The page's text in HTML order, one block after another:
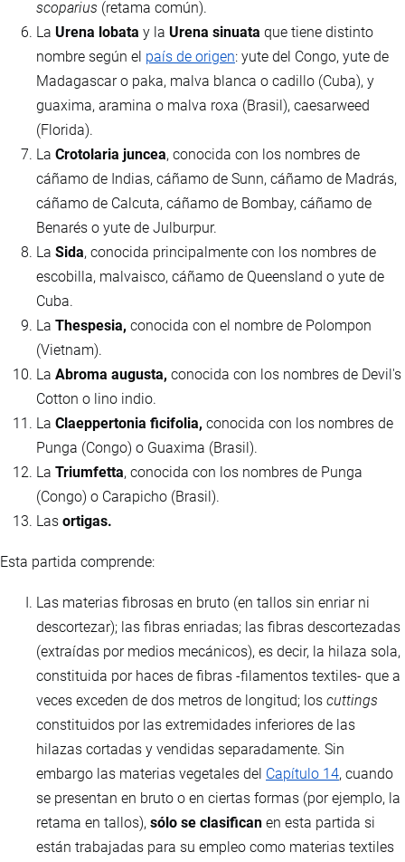
scoparius (retama común).
La Urena lobata y la Urena sinuata que tiene distinto
nombre según el país de origen: yute del Congo, yute de
Madagascar o paka, malva blanca o cadillo (Cuba), y
guaxima, aramina o malva roxa (Brasil), caesarweed
(Florida).
La Crotolaria juncea, conocida con los nombres de
cáñamo de Indias, cáñamo de Sunn, cáñamo de Madrás,
cáñamo de Calcuta, cáñamo de Bombay, cáñamo de
Benarés o yute de Julburpur.
La Sida, conocida principalmente con los nombres de
escobilla, malvaisco, cáñamo de Queensland o yute de
Cuba.
La Thespesia, conocida con el nombre de Polompon
(Vietnam).
La Abroma augusta, conocida con los nombres de Devil's
Cotton o lino indio.
La Claeppertonia ficifolia, conocida con los nombres de
Punga (Congo) o Guaxima (Brasil).
La Triumfetta, conocida con los nombres de Punga
(Congo) o Carapicho (Brasil).
Las ortigas.
Esta partida comprende:
Las materias fibrosas en bruto (en tallos sin enriar ni
descortezar); las fibras enriadas; las fibras descortezadas
(extraídas por medios mecánicos), es decir, la hilaza sola,
constituida por haces de fibras -filamentos textiles- que a
veces exceden de dos metros de longitud; los cuttings
constituidos por las extremidades inferiores de las
hilazas cortadas y vendidas separadamente. Sin
embargo las materias vegetales del Capítulo 14, cuando
se presentan en bruto o en ciertas formas (por ejemplo, la
retama en tallos), sólo se clasifican en esta partida si
están trabajadas para su empleo como materias textiles